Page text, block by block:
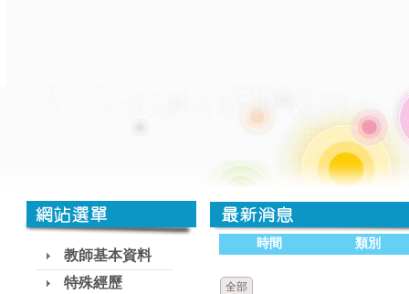
教師基本資料
特殊經歷
時間 類別
全部